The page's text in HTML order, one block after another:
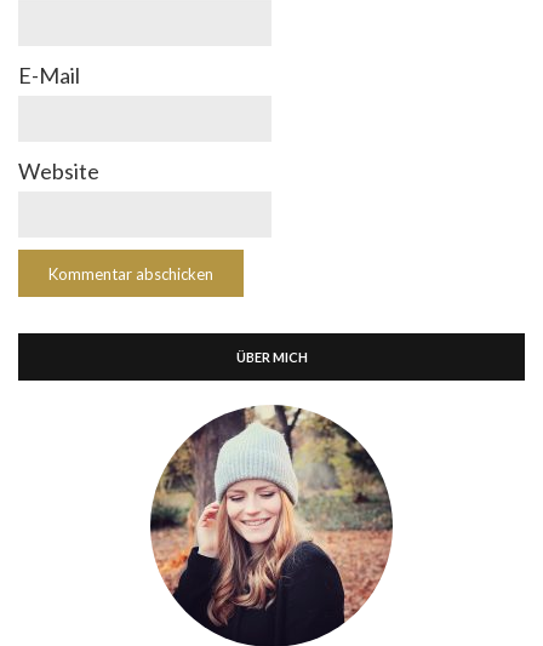
E-Mail
Website
ÜBER MICH